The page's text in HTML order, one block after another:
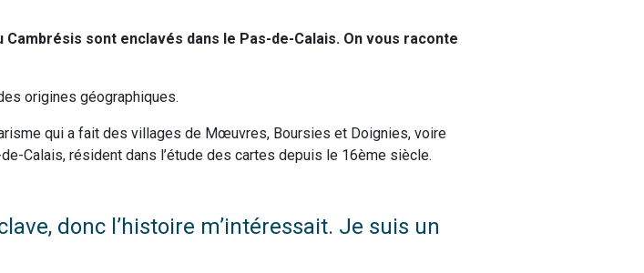
sont enclavés dans le Pas-de-Calais. On vous raconte
origines géographiques.
qui a fait des villages de Mœuvres, Boursies et Doignies, voire
Calais, résident dans l’étude des cartes depuis le 16ème siècle.
donc l’histoire m’intéressait. Je suis un